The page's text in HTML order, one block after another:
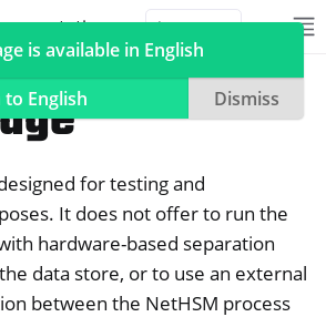
NitroPC
ォン、ニトロタブレット
for testing and
It does not offer to run the
hardware-based separation
data store, or to use an external
between the NetHSM process
is available in English
to English
Dismiss